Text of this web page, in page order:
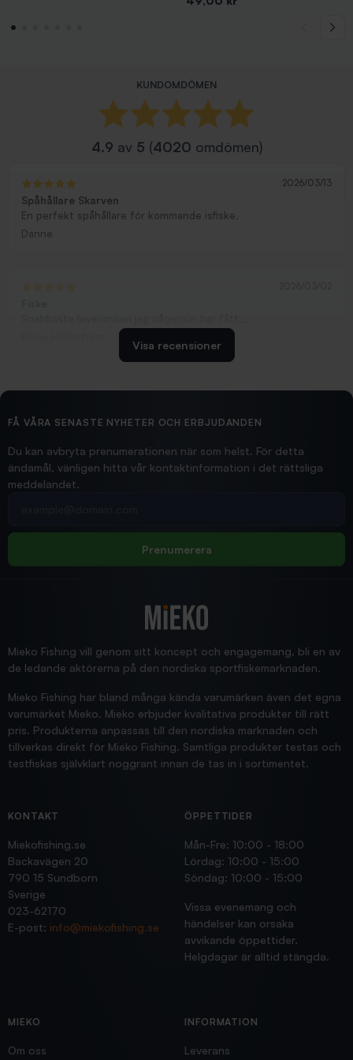
KUNDOMDÖMEN
4.9 av 5 (4020 omdömen)
2026/03/13
Spåhållare Skarven
En perfekt spåhållare för kommande isfiske.
Danne
2026/02/19
Hittade exakt vad jag behövde. Snabb och bra...
Jensa
Visa recensioner
FÅ VÅRA SENASTE NYHETER OCH ERBJUDANDEN
Du kan avbryta prenumerationen när som helst. För detta
ändamål, vänligen hitta vår kontaktinformation i det rättsliga
meddelandet.
Prenumerera
Mieko Fishing vill genom sitt koncept och engagemang, bli en av
de ledande aktörerna på den nordiska sportfiskemarknaden.
Mieko Fishing har bland många kända varumärken även det egna
varumärket Mieko. Mieko erbjuder kvalitativa produkter till rätt
pris. Produkterna anpassas till den nordiska marknaden och
tillverkas direkt för Mieko Fishing. Samtliga produkter testas och
testfiskas självklart noggrant innan de tas in i sortimentet.
KONTAKT
Miekofishing.se
Backavägen 20
790 15 Sundborn
Sverige
023-62170
E-post: info@miekofishing.se
ÖPPETTIDER
Mån-Fre: 10:00 - 18:00
Lördag: 10:00 - 15:00
Söndag: 10:00 - 15:00
Vissa evenemang och
händelser kan orsaka
avvikande öppettider.
Helgdagar är alltid stängda.
MIEKO
Om oss
INFORMATION
Leverans